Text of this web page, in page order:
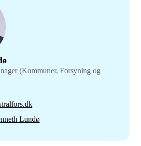
(Kommuner, Forsyning og
Lundø